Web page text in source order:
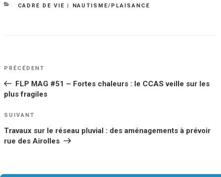
le
CATÉGORIES
CADRE DE VIE | NAUTISME/PLAISANCE
NAVIGATION
DE
L’ARTICLE
Article
PRÉCÉDENT
FLP MAG #51 – Fortes chaleurs : le CCAS veille sur les
plus fragiles
Article
SUIVANT
Travaux sur le réseau pluvial : des aménagements à prévoir
rue des Airolles